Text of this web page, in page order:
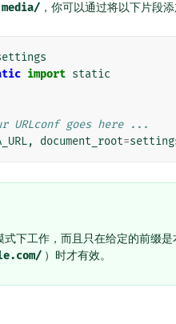
media/ ，你可以通过将以下片段
import static
goes here ...
, document_root=
下工作，而且只在给定的前缀是
）时才有效。